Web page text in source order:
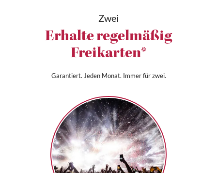
Zwei
Erhalte regelmäßig
Freikarten*
Garantiert. Jeden Monat. Immer für zwei.